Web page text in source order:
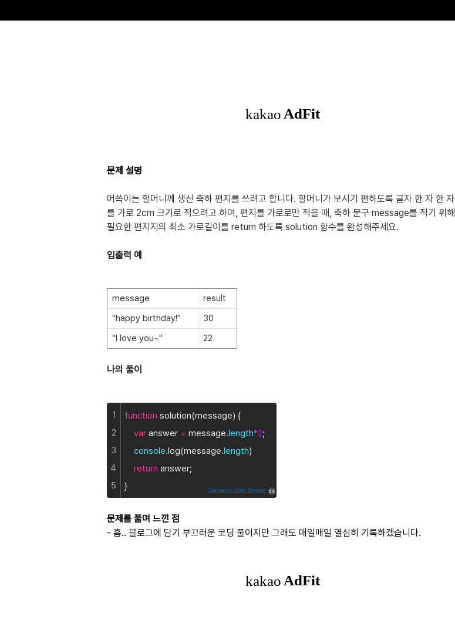
문제 설명
머쓱이는 할머니께 생신 축하 편지를 쓰려고 합니다. 할머니가 보시기 편하도록 글자 한 자 한 자
를 가로 2cm 크기로 적으려고 하며, 편지를 가로로만 적을 때, 축하 문구 message를 적기 위해
필요한 편지지의 최소 가로길이를 return 하도록 solution 함수를 완성해주세요.
입출력 예
message
result
"happy birthday!"
30
"I love you~"
22
나의 풀이
1
2
3
4
5
function solution(message) {
var answer = message.length*2;
console.log(message.length)
return answer;
}
Colored by Color Scripter cs
문제를 풀며 느낀 점
- 흠.. 블로그에 담기 부끄러운 코딩 풀이지만 그래도 매일매일 열심히 기록하겠습니다.